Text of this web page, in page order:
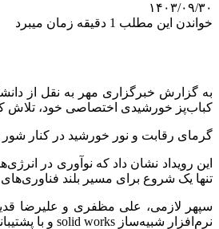
۱۴۰۳/۰۹/۳۰
خواندن این مطلب 1 دقیقه زمان میبرد
به گزارش خبرگزاری مهر به نقل از
کباب‌پز خورشیدی اختصاصی خود، تلاش
گرمای رقابت و نور خورشید در کنار
این رویداد نشان داد که نوآوری در
تنها یک شروع برای مسیر بلند
سپهر لازمی، علی مظفری و علیرضا
نرم‌افزار شبیه‌ساز solid works و با پشتیبانی شرکت سولارکاران زرین هنرمند توانستند کباب‌پز خورشیدی خود را سازند.